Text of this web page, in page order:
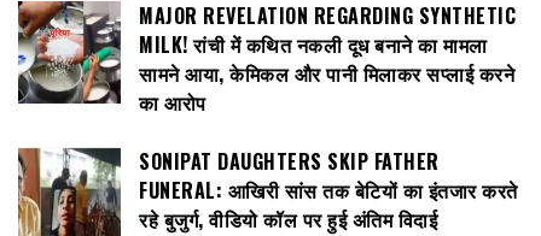
MAJOR REVELATION REGARDING SYNTHETIC
MILK! रांची में कथित नकली दूध बनाने का मामला
सामने आया, केमिकल और पानी मिलाकर सप्लाई करने
का आरोप
SONIPAT DAUGHTERS SKIP FATHER
FUNERAL: आखिरी सांस तक बेटियों का इंतजार करते
रहे बुजुर्ग, वीडियो कॉल पर हुई अंतिम विदाई